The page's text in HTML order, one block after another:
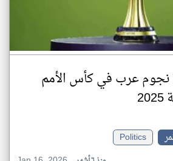
أفضل 7 نجوم عرب في كأس الأمم
Politics